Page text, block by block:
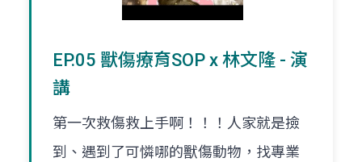
EP.05 獸傷療育SOP x 林文隆 - 演
講
第一次救傷救上手啊！！！人家就是撿
到、遇到了可憐哪的獸傷動物，找專業